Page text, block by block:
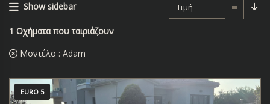
Show sidebar Τιμή
1 Οχήματα που ταιριάζουν
Μοντέλο : Adam
EURO 5